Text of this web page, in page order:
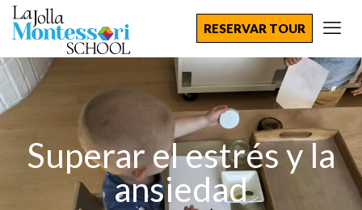
RESERVAR TOUR
Superar el estrés y la
ansiedad